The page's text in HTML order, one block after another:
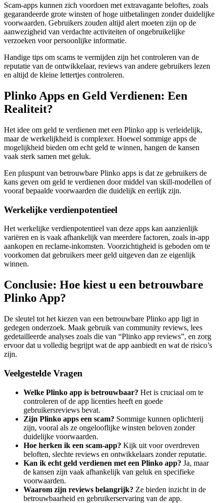
Scam-apps kunnen zich voordoen met extravagante beloftes, zoals
gegarandeerde grote winsten of hoge uitbetalingen zonder duidelijke
voorwaarden. Gebruikers zouden altijd alert moeten zijn op de
aanwezigheid van verdachte activiteiten of ongebruikelijke
verzoeken voor persoonlijke informatie.
Handige tips om scams te vermijden zijn het controleren van de
reputatie van de ontwikkelaar, reviews van andere gebruikers lezen
en altijd de kleine lettertjes controleren.
Plinko Apps en Geld Verdienen: Een
Realiteit?
Het idee om geld te verdienen met een Plinko app is verleidelijk,
maar de werkelijkheid is complexer. Hoewel sommige apps de
mogelijkheid bieden om echt geld te winnen, hangen de kansen
vaak sterk samen met geluk.
Een pluspunt van betrouwbare Plinko apps is dat ze gebruikers de
kans geven om geld te verdienen door middel van skill-modellen of
vooraf bepaalde voorwaarden die duidelijk en eerlijk zijn.
Werkelijke verdienpotentieel
Het werkelijke verdienpotentieel van deze apps kan aanzienlijk
variëren en is vaak afhankelijk van meerdere factoren, zoals in-app
aankopen en reclame-inkomsten. Voorzichtigheid is geboden om te
voorkomen dat gebruikers meer geld uitgeven dan ze eigenlijk
winnen.
Conclusie: Hoe kiest u een betrouwbare
Plinko App?
De sleutel tot het kiezen van een betrouwbare Plinko app ligt in
gedegen onderzoek. Maak gebruik van community reviews, lees
gedetailleerde analyses zoals die van “Plinko app reviews”, en zorg
ervoor dat u volledig begrijpt wat de app aanbiedt en wat de risico’s
zijn.
Veelgestelde Vragen
Welke Plinko app is betrouwbaar? Het is cruciaal om te
controleren of de app licenties heeft en goede
gebruikersreviews bevat.
Zijn Plinko apps een scam? Sommige kunnen oplichterij
zijn, vooral als ze ongelooflijke winsten beloven zonder
duidelijke voorwaarden.
Hoe herken ik een scam-app? Kijk uit voor overdreven
beloften, slechte reviews en ontwikkelaars zonder reputatie.
Kan ik echt geld verdienen met een Plinko app? Ja, maar
de kansen zijn vaak afhankelijk van geluk en specifieke
voorwaarden.
Waarom zijn reviews belangrijk? Ze bieden inzicht in de
betrouwbaarheid en gebruikerservaring van de app.